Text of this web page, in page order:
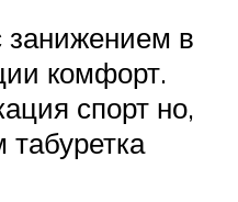
занижением в
комфорт.
спорт но,